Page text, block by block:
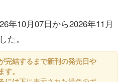
年10月07日から2026年11月
た。
完結するまで新刊の発売日や
。